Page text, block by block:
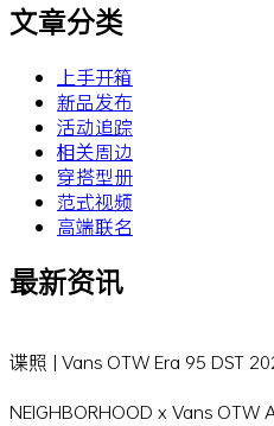
文章分类
上手开箱
新品发布
活动追踪
相关周边
穿搭型册
范式视频
高端联名
最新资讯
谍照 | Vans OTW Era 95 DST
NEIGHBORHOOD x Vans